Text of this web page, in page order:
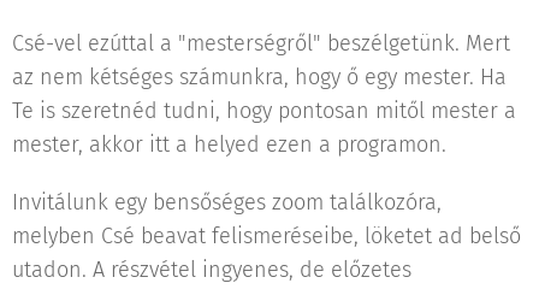
Csé-vel ezúttal a "mesterségről" beszélgetünk. Mert
az nem kétséges számunkra, hogy ő egy mester. Ha
Te is szeretnéd tudni, hogy pontosan mitől mester a
mester, akkor itt a helyed ezen a programon.
Invitálunk egy bensőséges zoom találkozóra,
melyben Csé beavat felismeréseibe, löketet ad belső
utadon. A részvétel ingyenes, de előzetes